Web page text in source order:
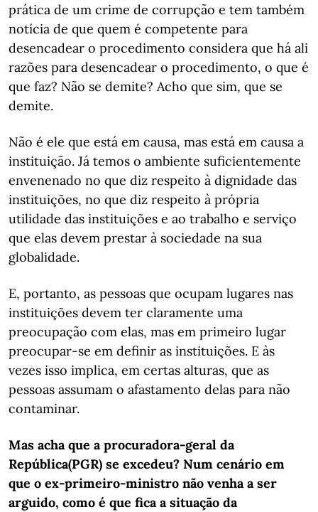
prática de um crime de corrupção e tem também
notícia de que quem é competente para
desencadear o procedimento considera que há ali
razões para desencadear o procedimento, o que é
que faz? Não se demite? Acho que sim, que se
demite.
Não é ele que está em causa, mas está em causa a
instituição. Já temos o ambiente suficientemente
envenenado no que diz respeito à dignidade das
instituições, no que diz respeito à própria
utilidade das instituições e ao trabalho e serviço
que elas devem prestar à sociedade na sua
globalidade.
E, portanto, as pessoas que ocupam lugares nas
instituições devem ter claramente uma
preocupação com elas, mas em primeiro lugar
preocupar-se em definir as instituições. E às
vezes isso implica, em certas alturas, que as
pessoas assumam o afastamento delas para não
contaminar.
Mas acha que a procuradora-geral da
República(PGR) se excedeu? Num cenário em
que o ex-primeiro-ministro não venha a ser
arguido, como é que fica a situação da